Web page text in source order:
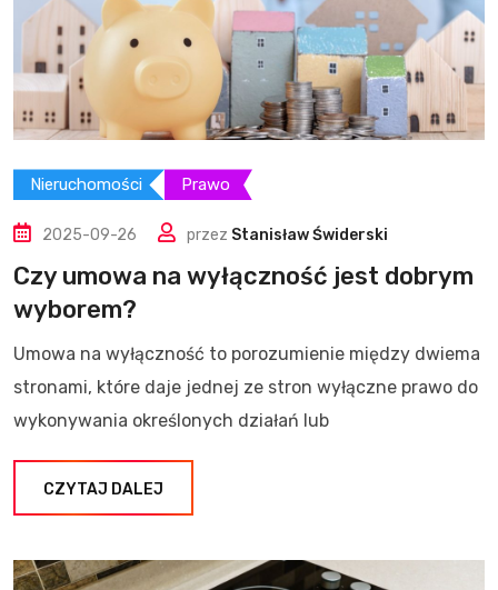
Nieruchomości Prawo
2025-09-26 przez Stanisław Świderski
Czy umowa na wyłączność jest dobrym
wyborem?
Umowa na wyłączność to porozumienie między dwiema
stronami, które daje jednej ze stron wyłączne prawo do
wykonywania określonych działań lub
CZYTAJ DALEJ